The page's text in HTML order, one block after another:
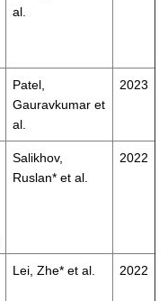
al.
Patel,
Gauravkumar et
al.
2023
Salikhov,
Ruslan* et al.
2022
Lei, Zhe* et al. 2022